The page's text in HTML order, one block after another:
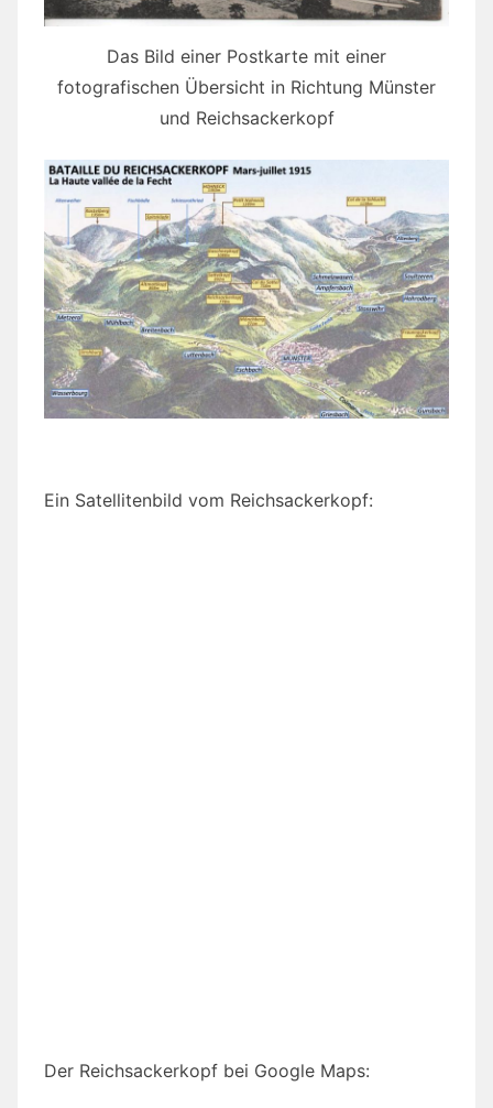
Das Bild einer Postkarte mit einer
fotografischen Übersicht in Richtung Münster
und Reichsackerkopf
Ein Satellitenbild vom Reichsackerkopf:
Der Reichsackerkopf bei Google Maps: